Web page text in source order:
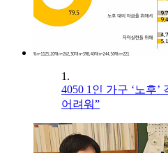
1.
4050 1인 가구 ‘노후’
어려워”